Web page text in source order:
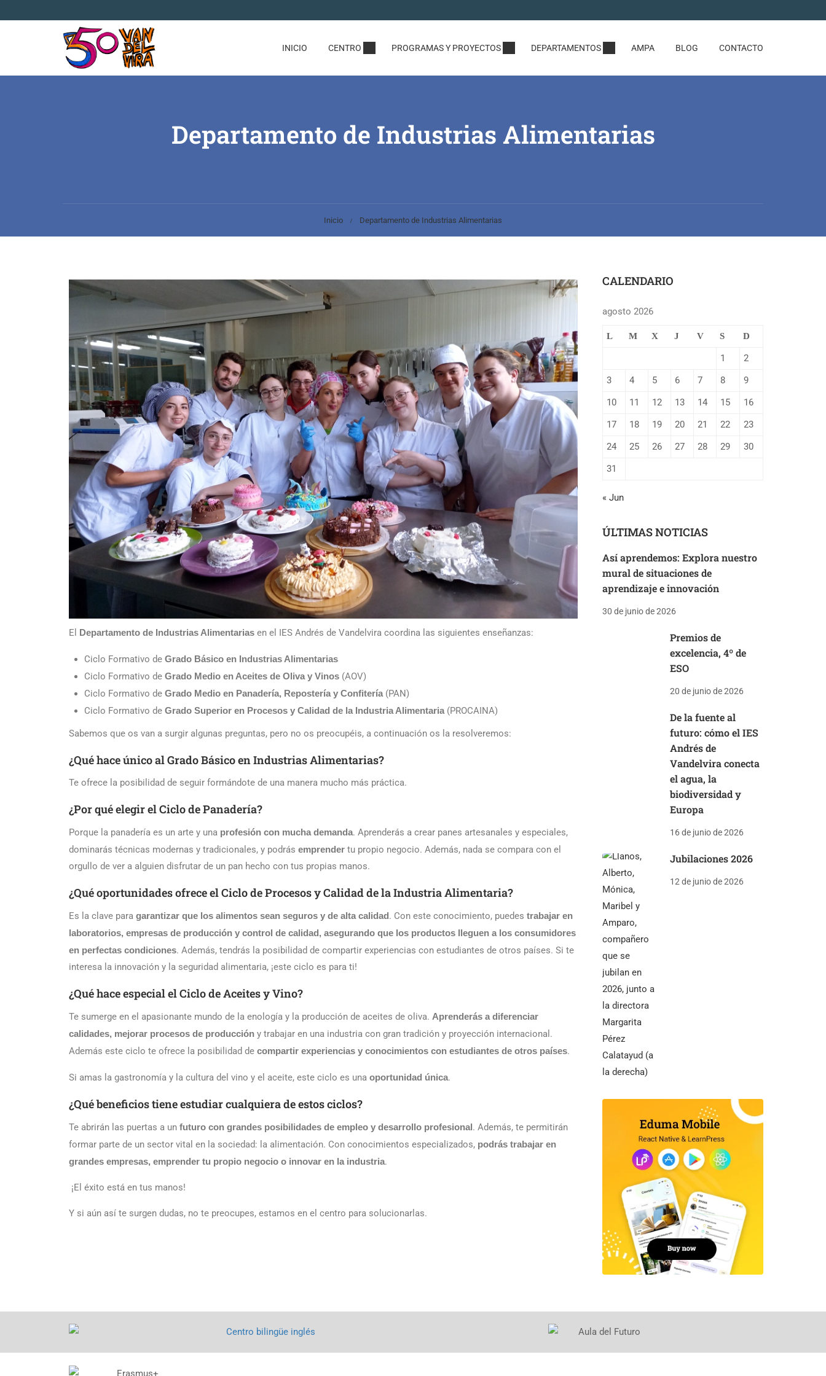
INICIO CENTRO PROGRAMAS Y PROYECTOS DEPARTAMENTOS AMPA BLOG CONTACTO
Departamento de Industrias Alimentarias
Inicio Departamento de Industrias Alimentarias
El Departamento de Industrias Alimentarias en el IES Andrés de Vandelvira coordina las siguientes enseñanzas:
Ciclo Formativo de Grado Básico en Industrias Alimentarias
Ciclo Formativo de Grado Medio en Aceites de Oliva y Vinos (AOV)
Ciclo Formativo de Grado Medio en Panadería, Repostería y Confitería(PAN)
Ciclo Formativo de Grado Superior en Procesos y Calidad de la Industria Alimentaria(PROCAINA)
Sabemos que os van a surgir algunas preguntas, pero no os preocupéis, a continuación os la resolveremos:
¿Qué hace único al Grado Básico en Industrias Alimentarias?
Te ofrece la posibilidad de seguir formándote de una manera mucho más práctica.
¿Por qué elegir el Ciclo de Panadería?
Porque la panadería es un arte y una profesión con mucha demanda. Aprenderás a crear panes artesanales y especiales,
dominarás técnicas modernas y tradicionales, y podrás emprender tu propio negocio. Además, nada se compara con el
orgullo de ver a alguien disfrutar de un pan hecho con tus propias manos.
¿Qué oportunidades ofrece el Ciclo de Procesos y Calidad de la Industria Alimentaria?
Es la clave para garantizar que los alimentos sean seguros y de alta calidad. Con este conocimiento, puedes trabajar en
laboratorios, empresas de producción y control de calidad, asegurando que los productos lleguen a los consumidores
en perfectas condiciones. Además, tendrás la posibilidad de compartir experiencias con estudiantes de otros países. Si te
interesa la innovación y la seguridad alimentaria, ¡este ciclo es para ti!
¿Qué hace especial el Ciclo de Aceites y Vino?
Te sumerge en el apasionante mundo de la enología y la producción de aceites de oliva. Aprenderás a diferenciar
calidades, mejorar procesos de producción y trabajar en una industria con gran tradición y proyección internacional.
Además este ciclo te ofrece la posibilidad de compartir experiencias y conocimientos con estudiantes de otros países.
Si amas la gastronomía y la cultura del vino y el aceite, este ciclo es una oportunidad única.
¿Qué beneficios tiene estudiar cualquiera de estos ciclos?
Te abrirán las puertas a un futuro con grandes posibilidades de empleo y desarrollo profesional. Además, te permitirán
formar parte de un sector vital en la sociedad: la alimentación. Con conocimientos especializados, podrás trabajar en
grandes empresas, emprender tu propio negocio o innovar en la industria.
¡El éxito está en tus manos!
Y si aún así te surgen dudas, no te preocupes, estamos en el centro para solucionarlas.
CALENDARIO
agosto 2026
L M X J V S D
1
2
3
4 5 6 7 8
9
10
11 12 13 14 15
16
17
18 19 20 21 22
23
24
25 26 27 28 29
30
31
« Jun
ÚLTIMAS NOTICIAS
Así aprendemos: Explora nuestro
mural de situaciones de
aprendizaje e innovación
30 de junio de 2026
Premios de
excelencia, 4º de
ESO
20 de junio de 2026
De la fuente al
futuro: cómo el IES
Andrés de
Vandelvira conecta
el agua, la
biodiversidad y
Europa
16 de junio de 2026
Jubilaciones 2026
12 de junio de 2026